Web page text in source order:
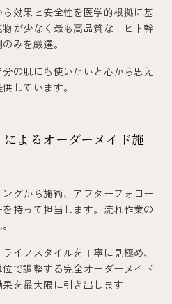
効果と安全性を医学的根拠に基
が少なく最も高品質な「ヒト幹
みを厳選。
の肌にも使いたいと心から思え
しています。
によるオーダーメイド施
グから施術、アフターフォロー
持って担当します。流れ作業の
イフスタイルを丁寧に見極め、
で調整する完全オーダーメイド
を最大限に引き出します。